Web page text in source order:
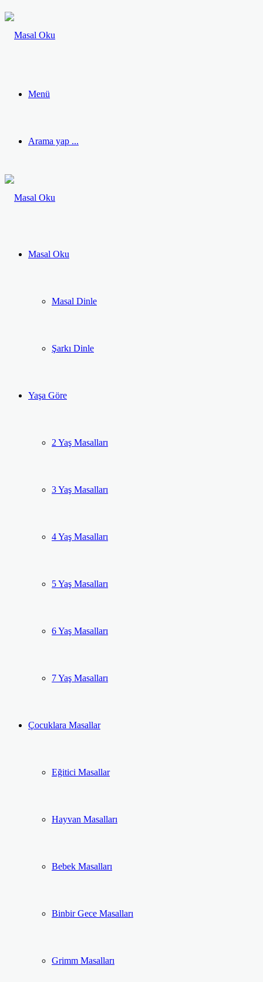
Menü
Arama yap ...
Masal Oku
Masal Dinle
Şarkı Dinle
Yaşa Göre
2 Yaş Masalları
3 Yaş Masalları
4 Yaş Masalları
5 Yaş Masalları
6 Yaş Masalları
7 Yaş Masalları
Çocuklara Masallar
Eğitici Masallar
Hayvan Masalları
Bebek Masalları
Binbir Gece Masalları
Grimm Masalları